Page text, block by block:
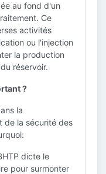
au fond d'un
Ce
activités
ou l'injection
la production
réservoir.
?
la
de la sécurité des
dicte le
pour surmonter